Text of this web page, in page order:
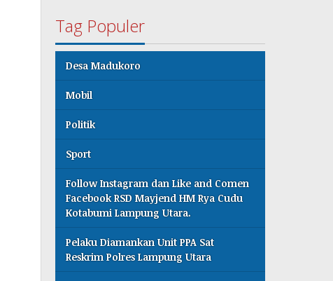
Tag Populer
Desa Madukoro
Mobil
Politik
Sport
Follow Instagram dan Like and Comen
Facebook RSD Mayjend HM Rya Cudu
Kotabumi Lampung Utara.
Pelaku Diamankan Unit PPA Sat
Reskrim Polres Lampung Utara